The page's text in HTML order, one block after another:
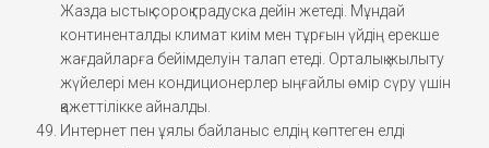
Жазда ыстық сороқ градуска дейін жетеді. Мұндай
континенталды климат киім мен тұрғын үйдің ерекше
жағдайларға бейімделуін талап етеді. Орталық жылыту
жүйелері мен кондиционерлер ыңғайлы өмір сүру үшін
қажеттілікке айналды.
Интернет пен ұялы байланыс елдің көптеген елді